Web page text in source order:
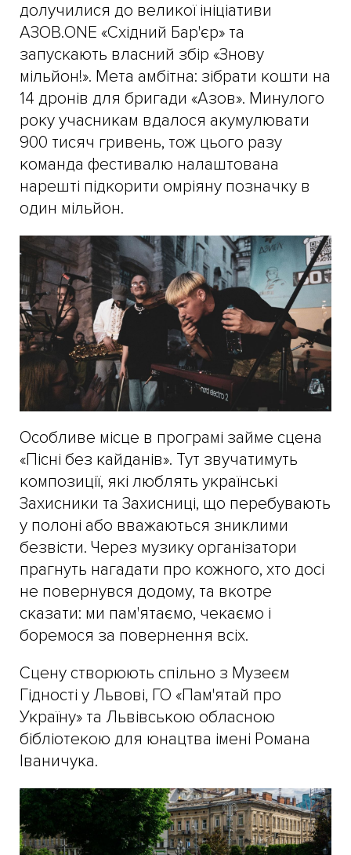
долучилися до великої ініціативи
АЗОВ.ONE «Східний Бар'єр» та
запускають власний збір «Знову
мільйон!». Мета амбітна: зібрати кошти на
14 дронів для бригади «Азов». Минулого
року учасникам вдалося акумулювати
900 тисяч гривень, тож цього разу
команда фестивалю налаштована
нарешті підкорити омріяну позначку в
один мільйон.
Особливе місце в програмі займе сцена
«Пісні без кайданів». Тут звучатимуть
композиції, які люблять українські
Захисники та Захисниці, що перебувають
у полоні або вважаються зниклими
безвісти. Через музику організатори
прагнуть нагадати про кожного, хто досі
не повернувся додому, та вкотре
сказати: ми пам'ятаємо, чекаємо і
боремося за повернення всіх.
Сцену створюють спільно з Музеєм
Гідності у Львові, ГО «Пам'ятай про
Україну» та Львівською обласною
бібліотекою для юнацтва імені Романа
Іваничука.